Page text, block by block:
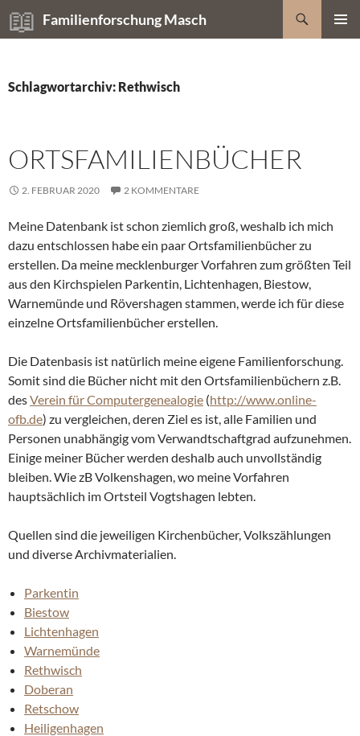
Zum
Inhalt
Familienforschung Masch
Suchen
Schlagwortarchiv: Rethwisch
ORTSFAMILIENBÜCHER
2. FEBRUAR 2020 2 KOMMENTARE
Meine Datenbank ist schon ziemlich groß, weshalb ich mich
dazu entschlossen habe ein paar Ortsfamilienbücher zu
erstellen. Da meine mecklenburger Vorfahren zum größten Teil
aus den Kirchspielen Parkentin, Lichtenhagen, Biestow,
Warnemünde und Rövershagen stammen, werde ich für diese
einzelne Ortsfamilienbücher erstellen.
Die Datenbasis ist natürlich meine eigene Familienforschung.
Somit sind die Bücher nicht mit den Ortsfamilienbüchern z.B.
desVerein für Computergenealogie (http://www.online-
ofb.de) zu vergleichen, deren Ziel es ist, alle Familien und
Personen unabhängig vom Verwandtschaftgrad aufzunehmen.
Einige meiner Bücher werden deshalb auch unvollständig
bleiben. Wie zB Volkenshagen, wo meine Vorfahren
hauptsächlich im Ortsteil Vogtshagen lebten.
Quellen sind die jeweiligen Kirchenbücher, Volkszählungen
und diverse Archivmaterialien.
Parkentin
Biestow
Lichtenhagen
Warnemünde
Rethwisch
Doberan
Retschow
Heiligenhagen